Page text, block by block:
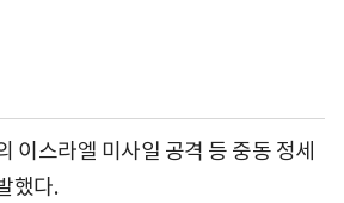
이스라엘 미사일 공격 등 중동 정세
했다.